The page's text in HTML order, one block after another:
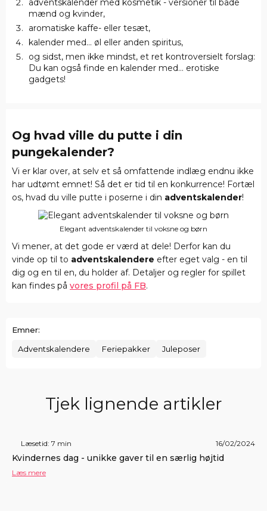
mænd og kvinder,
aromatiske kaffe- eller tesæt,
kalender med... øl eller anden spiritus,
og sidst, men ikke mindst, et ret kontroversielt forslag:
Du kan også finde en kalender med... erotiske
gadgets!
Og hvad ville du putte i din
pungekalender?
Vi er klar over, at selv et så omfattende indlæg endnu ikke
har udtømt emnet! Så det er tid til en konkurrence! Fortæl
os, hvad du ville putte i poserne i din adventskalender!
Elegant adventskalender til voksne og børn
Vi mener, at det gode er værd at dele! Derfor kan du
vinde op til to adventskalendere efter eget valg - en til
dig og en til en, du holder af. Detaljer og regler for spillet
kan findes på vores profil på FB.
Emner:
Adventskalendere Feriepakker Juleposer
Tjek lignende artikler
Læsetid: 7 min 16/02/2024
Kvindernes dag - unikke gaver til en særlig højtid
Læs mere